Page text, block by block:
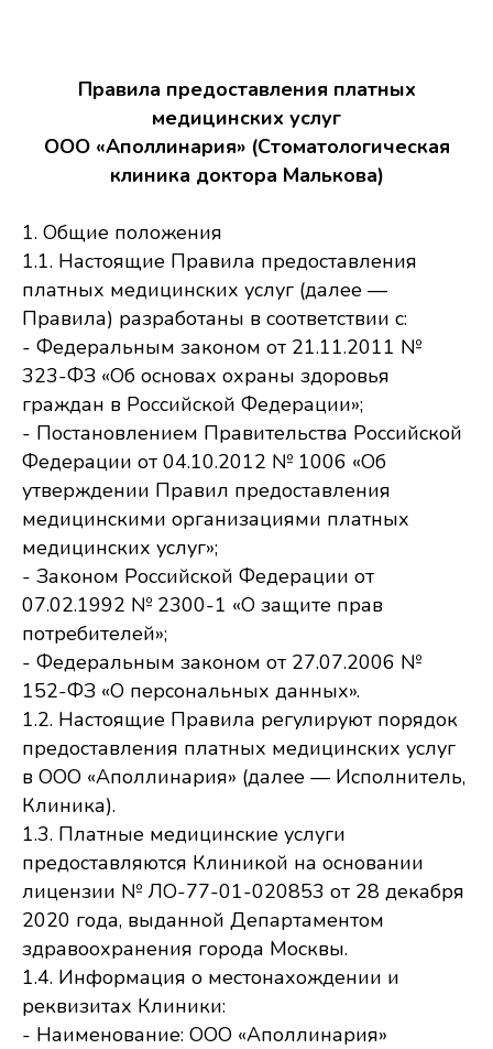
Правила предоставления платных
медицинских услуг
ООО «Аполлинария» (Стоматологическая
клиника доктора Малькова)
1. Общие положения
1.1. Настоящие Правила предоставления
платных медицинских услуг (далее —
Правила) разработаны в соответствии с:
- Федеральным законом от 21.11.2011 №
323-ФЗ «Об основах охраны здоровья
граждан в Российской Федерации»;
- Постановлением Правительства Российской
Федерации от 04.10.2012 № 1006 «Об
утверждении Правил предоставления
медицинскими организациями платных
медицинских услуг»;
- Законом Российской Федерации от
07.02.1992 № 2300-1 «О защите прав
потребителей»;
- Федеральным законом от 27.07.2006 №
152-ФЗ «О персональных данных».
1.2. Настоящие Правила регулируют порядок
предоставления платных медицинских услуг
в ООО «Аполлинария» (далее — Исполнитель,
Клиника).
1.3. Платные медицинские услуги
предоставляются Клиникой на основании
лицензии № ЛО-77-01-020853 от 28 декабря
2020 года, выданной Департаментом
здравоохранения города Москвы.
1.4. Информация о местонахождении и
реквизитах Клиники:
- Наименование: ООО «Аполлинария»